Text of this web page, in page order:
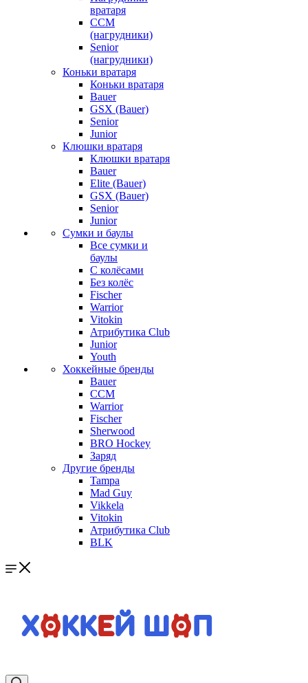
вратаря
CCM
(нагрудники)
Senior
(нагрудники)
Коньки вратаря
Коньки вратаря
Bauer
GSX (Bauer)
Senior
Junior
Клюшки вратаря
Клюшки вратаря
Bauer
Elite (Bauer)
GSX (Bauer)
Senior
Junior
Сумки и баулы
Все сумки и
баулы
С колёсами
Без колёс
Fischer
Warrior
Vitokin
Атрибутика Club
Junior
Youth
Хоккейные бренды
Bauer
CCM
Warrior
Fischer
Sherwood
BRO Hockey
Заряд
Другие бренды
Tampa
Mad Guy
Vikkela
Vitokin
Атрибутика Club
BLK